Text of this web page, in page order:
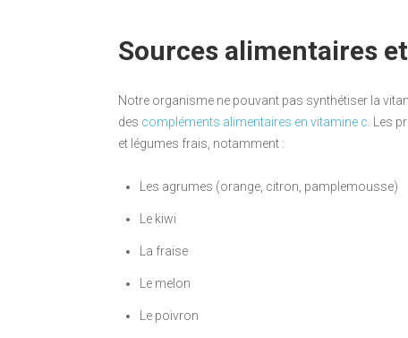
Sources alimentaires
Notre organisme ne pouvant pas synthétiser la
des compléments alimentaires en vitamine c . Les
et légumes frais, notamment :
Les agrumes (orange, citron, pamplemousse)
Le kiwi
La fraise
Le melon
Le poivron